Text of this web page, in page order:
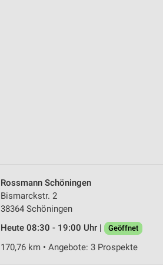
Rossmann Schöningen
Bismarckstr. 2
38364 Schöningen
Heute 08:30 - 19:00 Uhr |
Geöffnet
170,76 km • Angebote: 3 Prospekte